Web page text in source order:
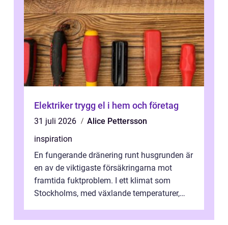
Elektriker trygg el i hem och företag
31 juli 2026
Alice Pettersson
inspiration
En fungerande dränering runt husgrunden är
en av de viktigaste försäkringarna mot
framtida fuktproblem. I ett klimat som
Stockholms, med växlande temperaturer,